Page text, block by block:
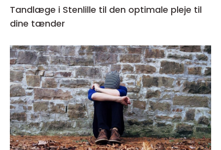
Tandlæge i Stenlille til den optimale pleje til
dine tænder